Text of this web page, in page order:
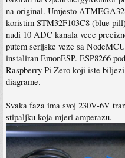
na original. Umjesto
koristim STM32F103C8 (blue
nudi 10 ADC kanala vece
putem serijske veze sa
instaliran EmonESP. ESP8266
Raspberry Pi Zero koji iste
diagrame.
Svaka faza ima svoj 230V-6V
stipaljku koja mjeri amperazu.